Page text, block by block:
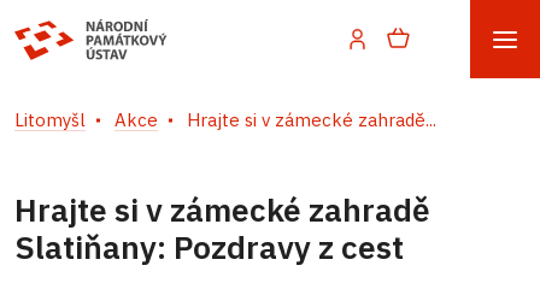
Litomyšl Akce Hrajte si v zámecké zahradě...
Hrajte si v zámecké zahradě
Slatiňany: Pozdravy z cest